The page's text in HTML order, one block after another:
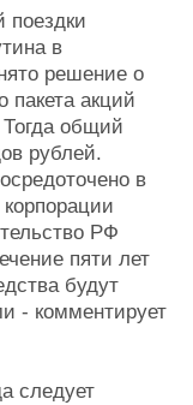
поездки
в
решение о
пакета акций
общий
рублей.
в
РФ
пяти лет
будут
- комментирует
следует